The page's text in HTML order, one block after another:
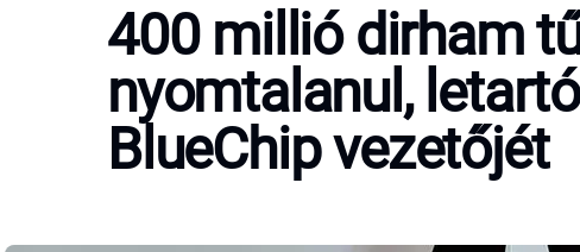
400 millió dirham
nyomtalanul,
BlueChip vezetőjét